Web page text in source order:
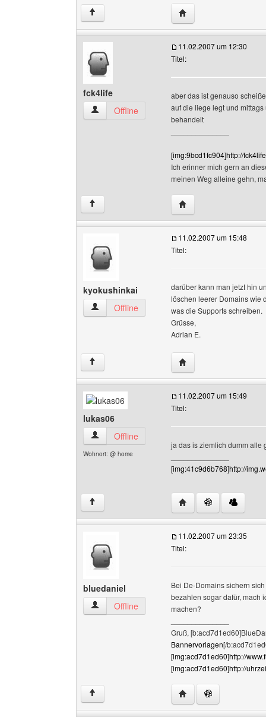
↑ Website dieses
fck4life
fck4life Benutzer-Profile anzeigen
Offline
11.02.2007 um 12:30
Titel:
aber das ist genauso
auf die liege legt und
behandelt
[img:9bcd1fc904]http://
Ich erinner mich gern an
meinen Weg alleine gehn,
↑ Website dieses
kyokushinkai
kyokushinkai Benutzer-Profile anzeigen
Offline
11.02.2007 um 15:48
Titel:
darüber kann man jetzt hin
löschen leerer Domains wie
was die Supports schreiben.
Grüsse,
Adrian E.
↑ Website dieses
lukas06
lukas06 Benutzer-Profile anzeigen
Offline
Wohnort: @ home
11.02.2007 um 15:49
Titel:
ja das is ziemlich dumm alle
[img:41c9d6b768]http://
↑ Website dieses
bluedaniel
bluedaniel Benutzer-Profile anzeigen
Offline
11.02.2007 um 23:35
Titel:
Bei De-Domains sichern
bezahlen sogar dafür, mach
machen?
Gruß,
Bannervorlagen[/
[img:acd7d1ed60]http://
[img:acd7d1ed60]http://
↑ Website dieses